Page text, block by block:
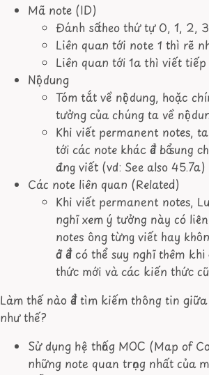
Mã note (ID)
Đánh số theo thứ tự 0, 1, 2,
Liên quan tới note 1 thì rẽ
Liên quan tới 1a thì viết tiếp
Nội dung
Tóm tắt về nội dung, hoặc
tưởng của chúng ta về nội
Khi viết permanent notes,
tới các note khác để bổ sung
đang viết (vd: See also 45.7a)
Các note liên quan (Related)
Khi viết permanent notes,
nghĩ xem ý tưởng này có
notes ông từng viết hay
đó để có thể suy nghĩ thêm khi
thức mới và các kiến thức
Làm thế nào để tìm kiếm thông tin
như thế?
Sử dụng hệ thống MOC (Map of
những note quan trọng nhất của